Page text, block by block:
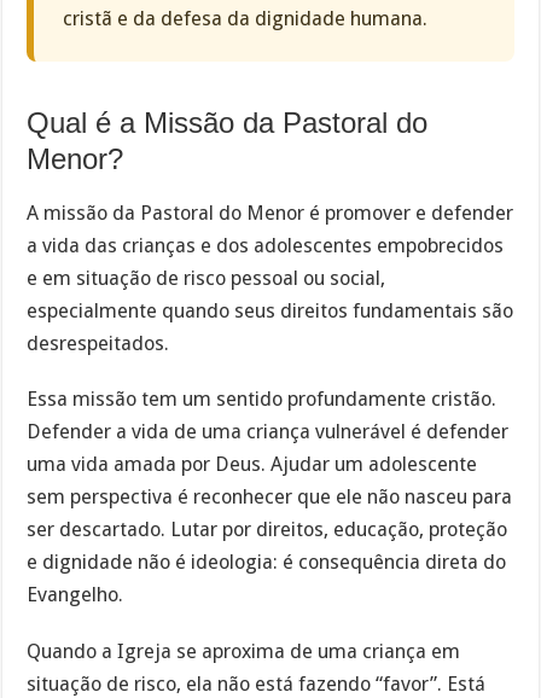
cristã e da defesa da dignidade humana.
Qual é a Missão da Pastoral do
Menor?
A missão da Pastoral do Menor é promover e defender
a vida das crianças e dos adolescentes empobrecidos
e em situação de risco pessoal ou social,
especialmente quando seus direitos fundamentais são
desrespeitados.
Essa missão tem um sentido profundamente cristão.
Defender a vida de uma criança vulnerável é defender
uma vida amada por Deus. Ajudar um adolescente
sem perspectiva é reconhecer que ele não nasceu para
ser descartado. Lutar por direitos, educação, proteção
e dignidade não é ideologia: é consequência direta do
Evangelho.
Quando a Igreja se aproxima de uma criança em
situação de risco, ela não está fazendo “favor”. Está